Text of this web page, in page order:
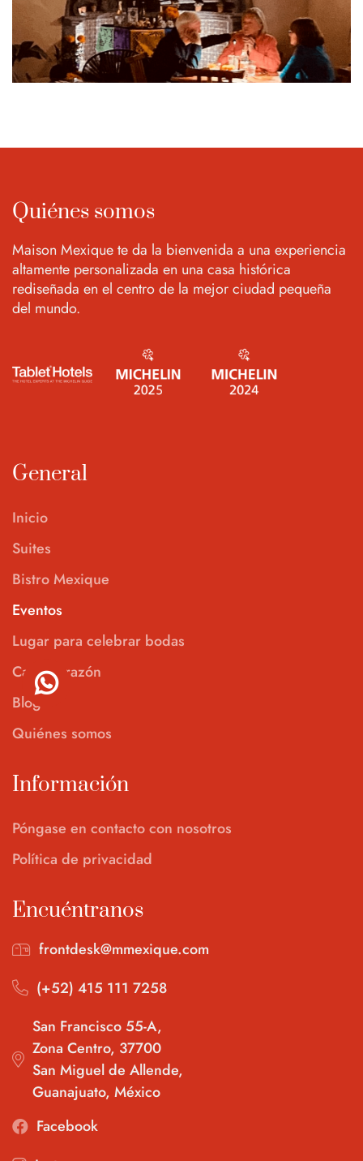
Quiénes somos
Maison Mexique te da la bienvenida a una experiencia
altamente personalizada en una casa histórica
rediseñada en el centro de la mejor ciudad pequeña
del mundo.
General
Inicio
Suites
Bistro Mexique
Eventos
Lugar para celebrar bodas
Casa Corazón
Blog
Quiénes somos
Información
Póngase en contacto con nosotros
Política de privacidad
Encuéntranos
frontdesk@mmexique.com
(+52) 415 111 7258
San Francisco 55-A,
Zona Centro, 37700
San Miguel de Allende,
Guanajuato, México
Facebook